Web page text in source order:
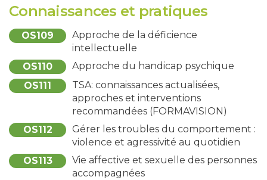
Connaissances et pratiques
OS109
Approche de la déficience
intellectuelle
OS110
Approche du handicap psychique
OS111
TSA: connaissances actualisées,
approches et interventions
recommandées (FORMAVISION)
OS112
Gérer les troubles du comportement :
violence et agressivité au quotidien
OS113
Vie affective et sexuelle des personnes
accompagnées